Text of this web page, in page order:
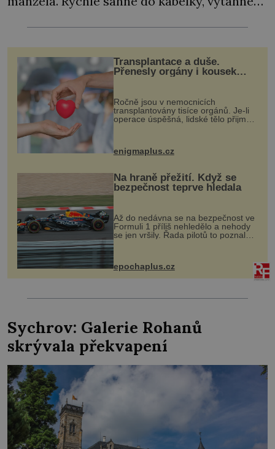
aristokracií jako by se v 19. století roztrhl
pytel. Dotěrný a zvědavý tisk má tak
neustále […]
Transplantace a duše.
Přenesly orgány i kousek
Ročně jsou v nemocnicích
transplantovány tisíce orgánů. Je-li
operace úspěšná, lidské tělo přijme
enigmaplus.cz
Na hraně přežití. Když se
bezpečnost teprve hledala
Až do nedávna se na bezpečnost ve
Formuli 1 příliš nehledělo a nehody
se jen vršily. Řada pilotů to poznala
na vlastní kůži, často s trvalými
následky nebo bohužel i ztrátou
života. Dnes nepochopiteln...
epochaplus.cz
Sychrov: Galerie Rohanů
skrývala překvapení